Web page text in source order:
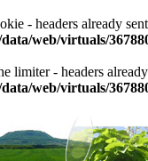
- headers already
web/virtuals/
limiter - headers
web/virtuals/